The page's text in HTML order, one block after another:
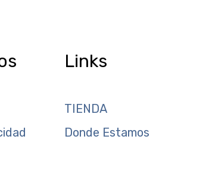
Links
TIENDA
Donde Estamos